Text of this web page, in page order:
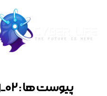
پیوست ها : Alan_Turing_02